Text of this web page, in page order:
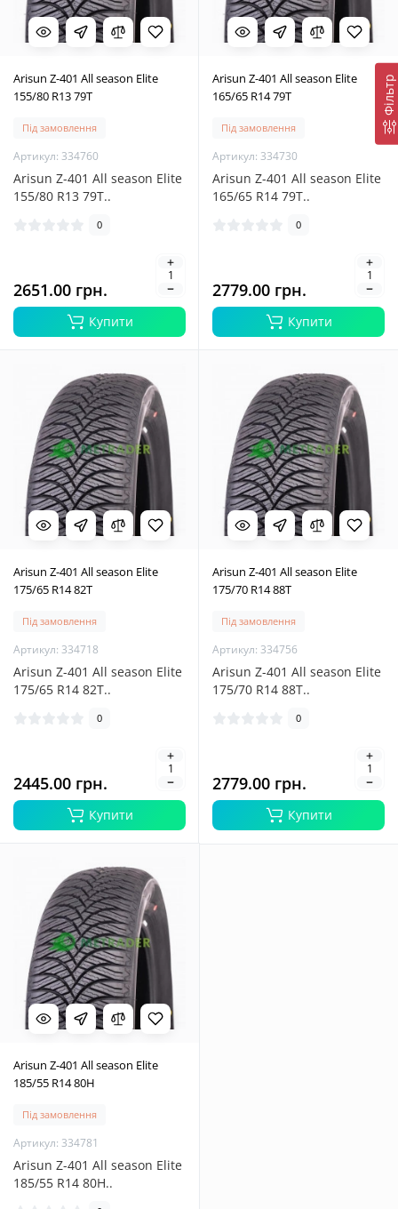
Фільтр
Arisun Z-401 All season Elite
155/80 R13 79T
Під замовлення
Артикул: 334760
Arisun Z-401 All season Elite
155/80 R13 79T..
0
2651.00 грн.
Купити
Arisun Z-401 All season Elite
165/65 R14 79T
Під замовлення
Артикул: 334730
Arisun Z-401 All season Elite
165/65 R14 79T..
0
2779.00 грн.
Купити
Arisun Z-401 All season Elite
175/65 R14 82T
Під замовлення
Артикул: 334718
Arisun Z-401 All season Elite
175/65 R14 82T..
0
2445.00 грн.
Купити
Arisun Z-401 All season Elite
175/70 R14 88T
Під замовлення
Артикул: 334756
Arisun Z-401 All season Elite
175/70 R14 88T..
0
2779.00 грн.
Купити
Arisun Z-401 All season Elite
185/55 R14 80H
Під замовлення
Артикул: 334781
Arisun Z-401 All season Elite
185/55 R14 80H..